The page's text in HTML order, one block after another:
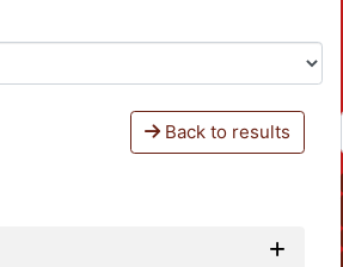
Back to results